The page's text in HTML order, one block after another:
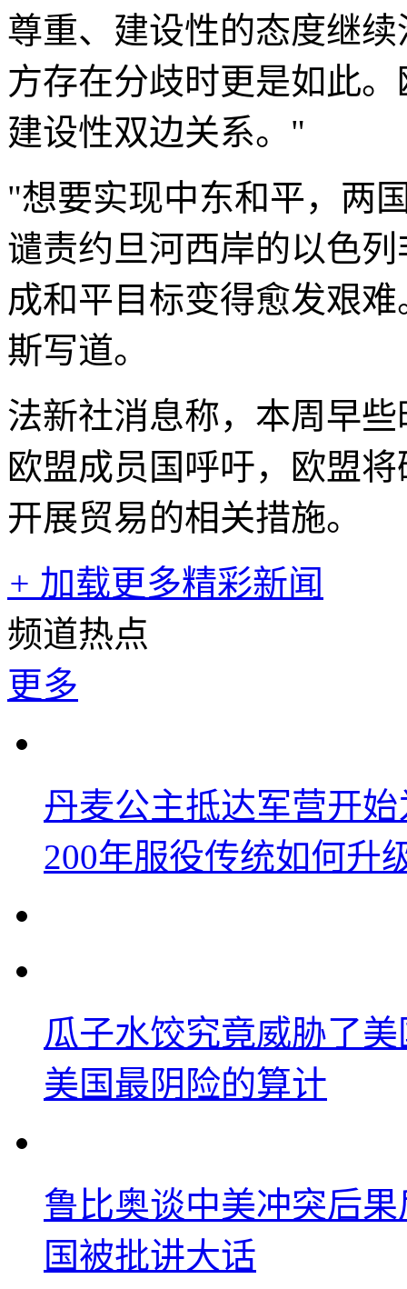
尊重、建设性的态度继
方存在分歧时更是如此
建设性双边关系。"
"想要实现中东和平，两
谴责约旦河西岸的以色
成和平目标变得愈发艰
斯写道。
法新社消息称，本周早
欧盟成员国呼吁，欧盟
开展贸易的相关措施。
+ 加载更多精彩新闻
频道热点
更多
丹麦公主抵达军营开
200年服役传统如何升
瓜子水饺究竟威胁了
美国最阴险的算计
鲁比奥谈中美冲突后
国被批讲大话